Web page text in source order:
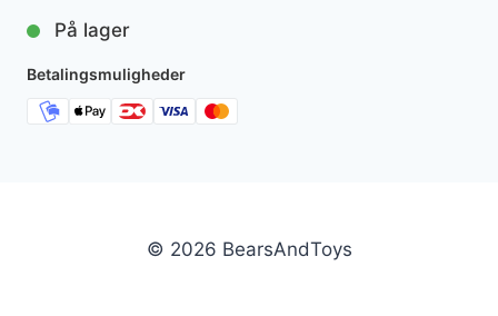
På lager
Betalingsmuligheder
© 2026 BearsAndToys